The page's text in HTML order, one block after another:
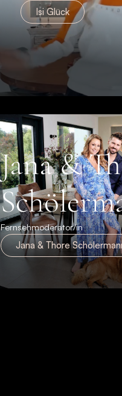
Isi Glück
Jana &
Fernsehmoderator/in
Jana & Thore